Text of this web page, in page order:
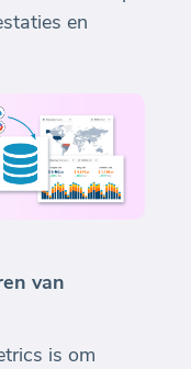
en
van
is om